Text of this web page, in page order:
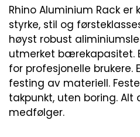
Rhino Aluminium Rack er
styrke, stil og
høyst robust
utmerket bærekapasitet.
for profesjonelle brukere.
festing av materiell.
takpunkt, uten boring.
medfølger.